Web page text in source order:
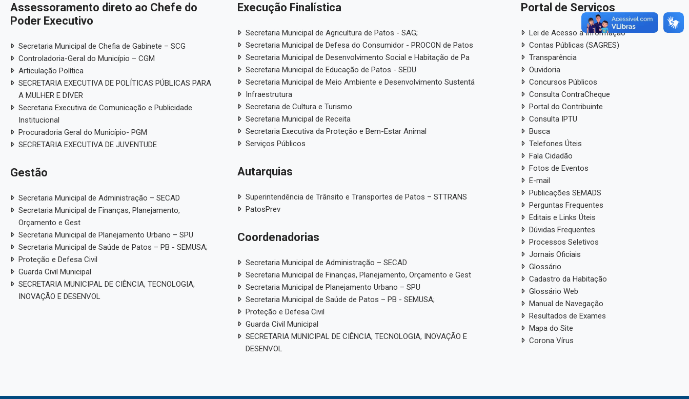
Assessoramento direto ao Chefe do
Poder Executivo
Secretaria Municipal de Chefia de Gabinete – SCG
Controladoria-Geral do Município – CGM
Articulação Política
SECRETARIA EXECUTIVA DE POLÍTICAS PÚBLICAS PARA
A MULHER E DIVER
Secretaria Executiva de Comunicação e Publicidade
Institucional
Procuradoria Geral do Município- PGM
SECRETARIA EXECUTIVA DE JUVENTUDE
Gestão
Secretaria Municipal de Administração – SECAD
Secretaria Municipal de Finanças, Planejamento,
Orçamento e Gest
Secretaria Municipal de Planejamento Urbano – SPU
Secretaria Municipal de Saúde de Patos – PB - SEMUSA;
Proteção e Defesa Civil
Guarda Civil Municipal
SECRETARIA MUNICIPAL DE CIÊNCIA, TECNOLOGIA,
INOVAÇÃO E DESENVOL
Execução Finalística
Secretaria Municipal de Agricultura de Patos - SAG;
Secretaria Municipal de Defesa do Consumidor - PROCON de Patos
Secretaria Municipal de Desenvolvimento Social e Habitação de Pa
Secretaria Municipal de Educação de Patos - SEDU
Secretaria Municipal de Meio Ambiente e Desenvolvimento Sustentá
Infraestrutura
Secretaria de Cultura e Turismo
Secretaria Municipal de Receita
Secretaria Executiva da Proteção e Bem-Estar Animal
Serviços Públicos
Autarquias
Superintendência de Trânsito e Transportes de Patos – STTRANS
PatosPrev
Coordenadorias
Secretaria Municipal de Administração – SECAD
Secretaria Municipal de Finanças, Planejamento, Orçamento e Gest
Secretaria Municipal de Planejamento Urbano – SPU
Secretaria Municipal de Saúde de Patos – PB - SEMUSA;
Proteção e Defesa Civil
Guarda Civil Municipal
SECRETARIA MUNICIPAL DE CIÊNCIA, TECNOLOGIA, INOVAÇÃO E
DESENVOL
Portal de Serviços
Lei de Acesso a Informação
Contas Públicas (SAGRES)
Transparência
Ouvidoria
Concursos Públicos
Consulta ContraCheque
Portal do Contribuinte
Consulta IPTU
Busca
Telefones Úteis
Fala Cidadão
Fotos de Eventos
E-mail
Publicações SEMADS
Perguntas Frequentes
Editais e Links Úteis
Dúvidas Frequentes
Processos Seletivos
Jornais Oficiais
Glossário
Cadastro da Habitação
Glossário Web
Manual de Navegação
Resultados de Exames
Mapa do Site
Corona Vírus